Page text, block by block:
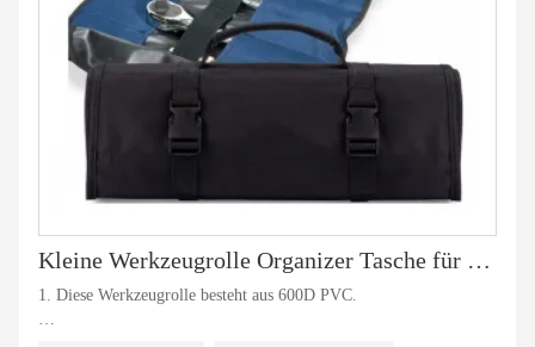
Kleine Werkzeugrolle Organizer Tasche für Mechaniker Elektriker
1. Diese Werkzeugrolle besteht aus 600D PVC.